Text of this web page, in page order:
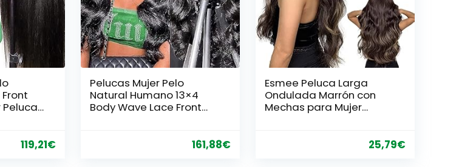
Peluca
119,21€
Pelucas Mujer Pelo
Natural Humano 13×4
Body Wave Lace Front
Humano Peluca Pelo161,88€
Esmee Peluca Larga
Ondulada Marrón con
Mechas para Mujer
Calor para Uso Diario en
25,79€